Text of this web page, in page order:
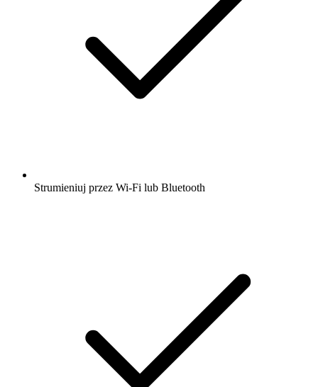
Strumieniuj przez Wi-Fi lub Bluetooth